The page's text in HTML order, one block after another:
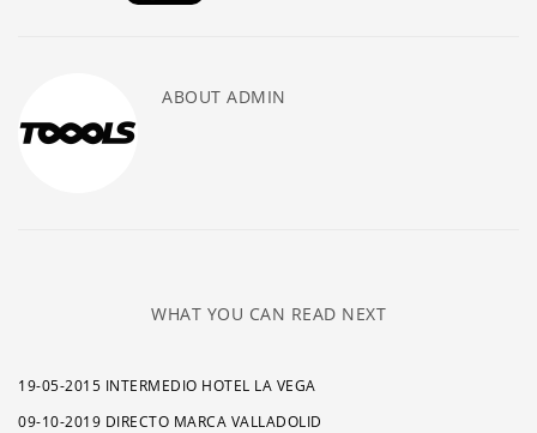
ABOUT ADMIN
WHAT YOU CAN READ NEXT
19-05-2015 INTERMEDIO HOTEL LA VEGA
09-10-2019 DIRECTO MARCA VALLADOLID